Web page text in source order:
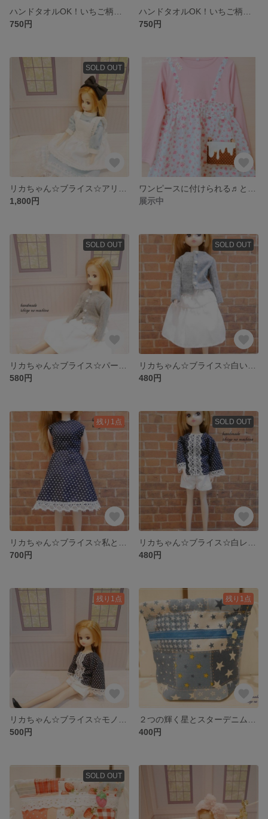
750円
750円
SOLD OUT
1,800円
展示中
SOLD OUT
580円
SOLD OUT
480円
残り1点
700円
SOLD OUT
480円
残り1点
500円
残り1点
400円
SOLD OUT